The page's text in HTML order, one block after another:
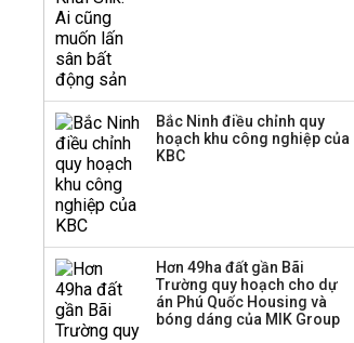
Bắc Ninh điều chỉnh quy
hoạch khu công nghiệp của
KBC
Hơn 49ha đất gần Bãi
Trường quy hoạch cho dự
án Phú Quốc Housing và
bóng dáng của MIK Group